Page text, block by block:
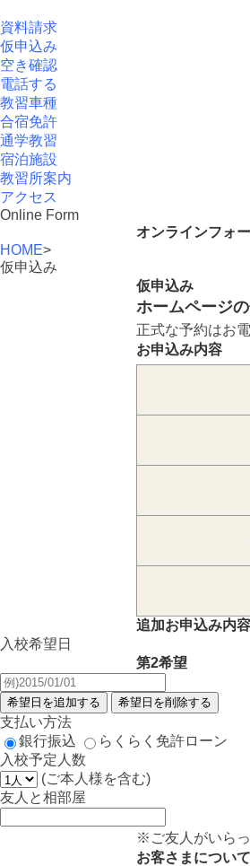
資料請求
仮申込み
空き確認
電話する
教習車種
合宿免許
通学教習
宿泊施設
教習所案内
アクセス
Online Form
オンラインフォ
HOME>
仮申込み
仮申込み
ホームページ
正式な予約はお
お申込み内容
追加お申込み内容
入校希望日
第2希望
支払い方法
銀行振込
らくらく免許ローン
入校予定人数
(ご本人様を含む)
友人と相部屋
※ご友人がいら
お客さまについて